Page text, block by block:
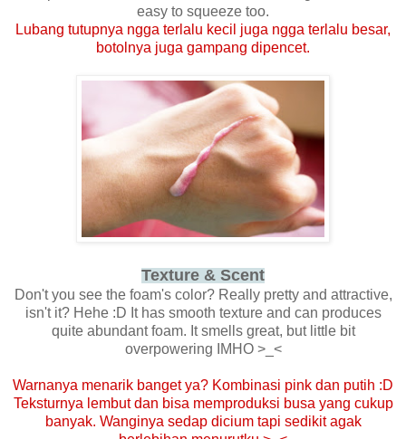
easy to squeeze too.
Lubang tutupnya ngga terlalu kecil juga ngga terlalu besar,
botolnya juga gampang dipencet.
Texture & Scent
Don't you see the foam's color? Really pretty and attractive,
isn't it? Hehe :D It has smooth texture and can produces
quite abundant foam. It smells great, but little bit
overpowering IMHO >_<
Warnanya menarik banget ya? Kombinasi pink dan putih :D
Teksturnya lembut dan bisa memproduksi busa yang cukup
banyak. Wanginya sedap dicium tapi sedikit agak